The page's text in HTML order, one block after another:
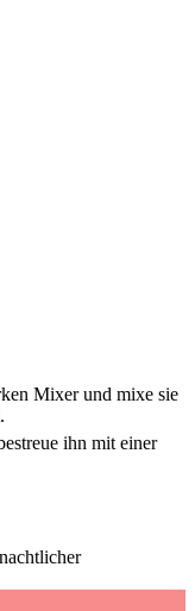
Mixer und mixe sie
ihn mit einer